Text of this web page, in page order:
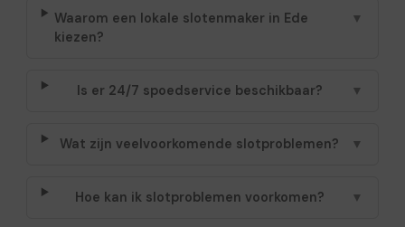
Waarom een lokale slotenmaker in Ede
kiezen?
▼
Is er 24/7 spoedservice beschikbaar? ▼
Wat zijn veelvoorkomende slotproblemen? ▼
Hoe kan ik slotproblemen voorkomen? ▼